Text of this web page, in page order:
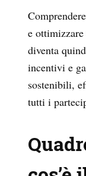
e
diventa
incentivi e
sostenibili,
tutti i